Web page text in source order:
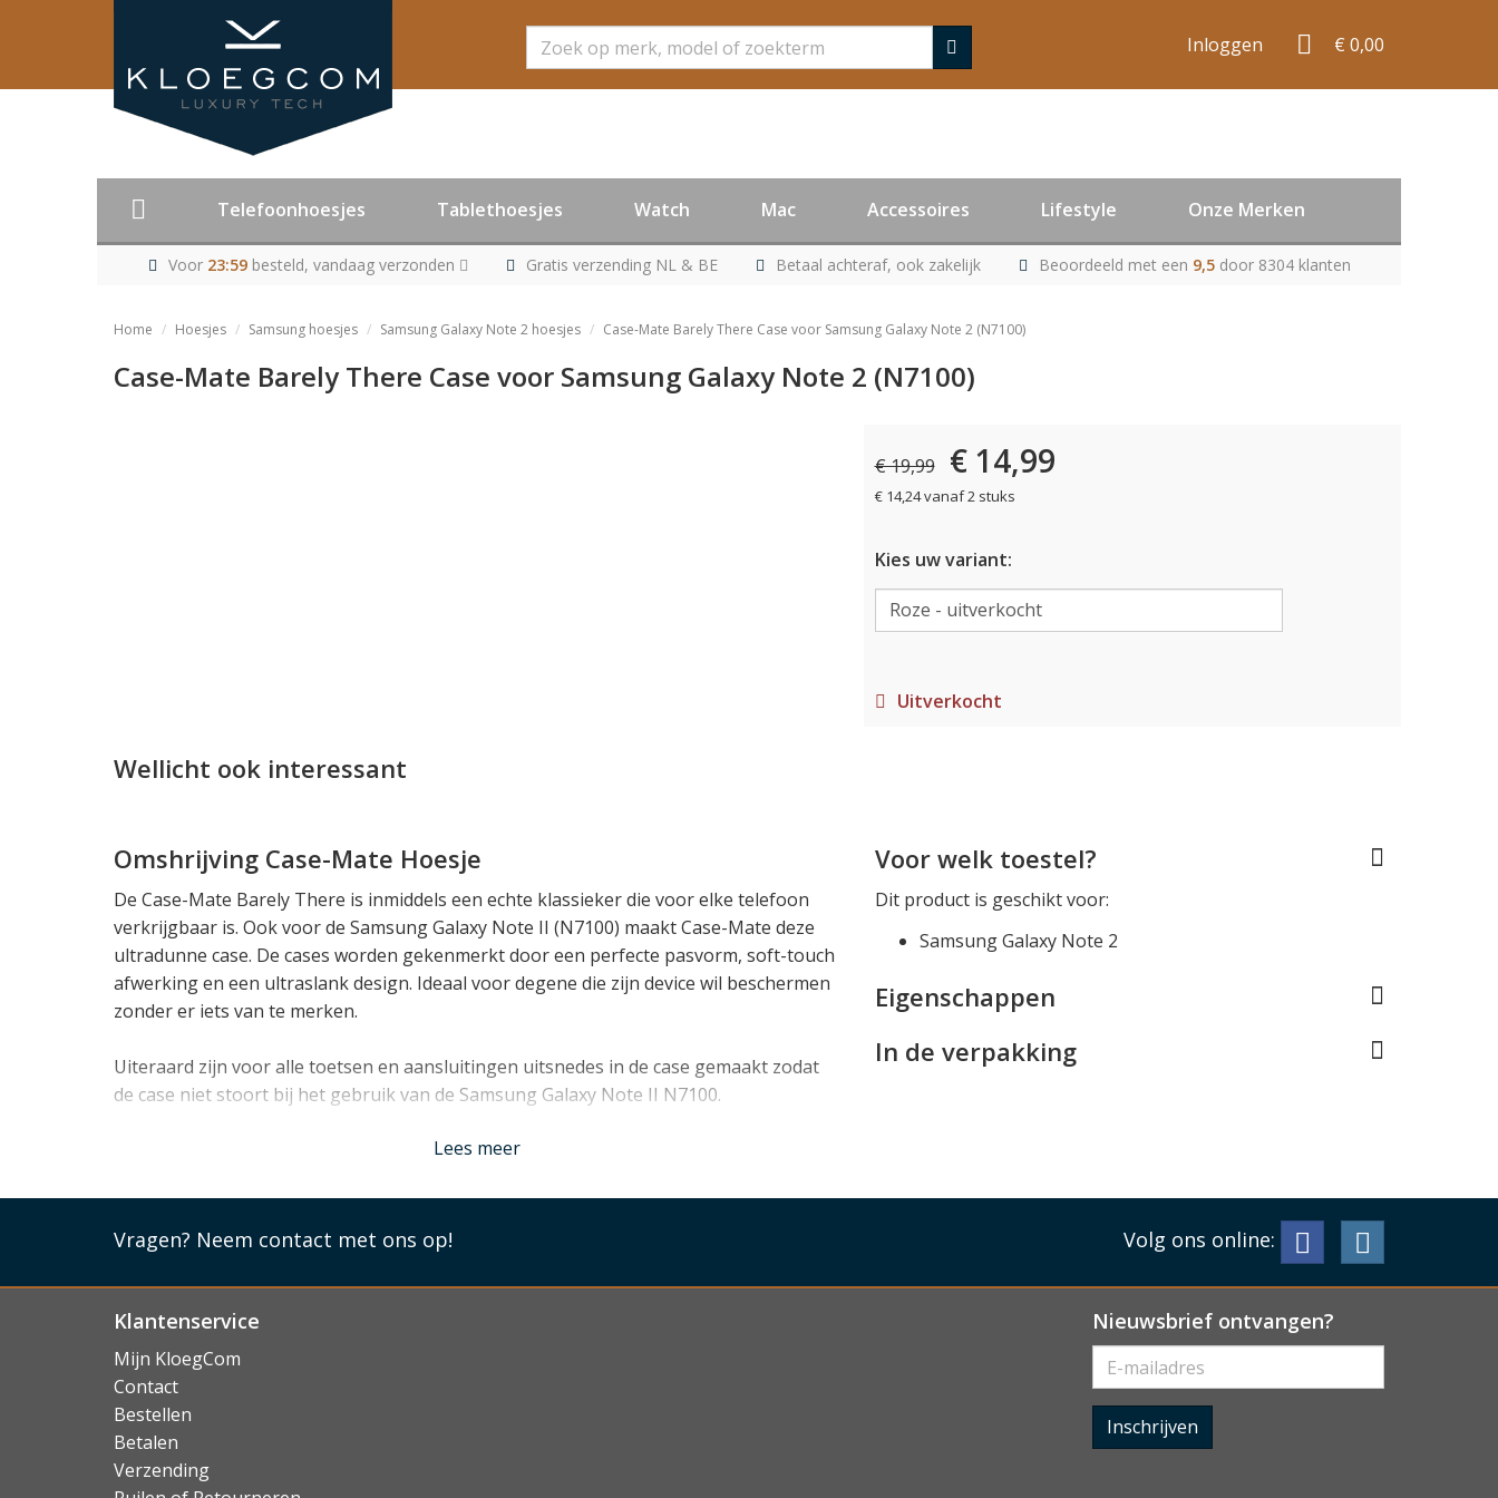
Zoeken Inloggen € 0,00
Telefoonhoesjes Tablethoesjes Watch Mac Accessoires Lifestyle Onze Merken
Voor 23:59besteld, vandaag verzonden Gratis verzending NL & BE Betaal achteraf, ook zakelijk Beoordeeld met een 9,5 door 8304 klanten
Home Hoesjes Samsung hoesjes Samsung Galaxy Note 2 hoesjes Case-Mate Barely There Case voor Samsung Galaxy Note 2 (N7100)
Case-Mate Barely There Case voor Samsung Galaxy Note 2 (N7100)
€ 19,99 € 14,99
€ 14,24 vanaf 2 stuks
Kies uw variant:
Uitverkocht
Wellicht ook interessant
Omshrijving Case-Mate Hoesje
De Case-Mate Barely There is inmiddels een echte klassieker die voor elke telefoon
verkrijgbaar is. Ook voor de Samsung Galaxy Note II (N7100) maakt Case-Mate deze
ultradunne case. De cases worden gekenmerkt door een perfecte pasvorm, soft-touch
afwerking en een ultraslank design. Ideaal voor degene die zijn device wil beschermen
zonder er iets van te merken.
Uiteraard zijn voor alle toetsen en aansluitingen uitsnedes in de case gemaakt zodat
de case niet stoort bij het gebruik van de Samsung Galaxy Note II N7100.
Lees minder
Lees meer
Voor welk toestel?
Dit product is geschikt voor:
Samsung Galaxy Note 2
Eigenschappen
In de verpakking
Vragen? Neem contact met ons op! Volg ons online:
Klantenservice
Mijn KloegCom
Contact
Bestellen
Betalen
Verzending
Nieuwsbrief ontvangen?
Inschrijven